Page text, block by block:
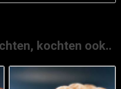
kochten ook..